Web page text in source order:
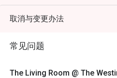
一场难忘的美食盛宴，这里都
any promotions, discounts,
specials.
price and not eligible for
取消与变更办法
常见问题
The Living Room @ The